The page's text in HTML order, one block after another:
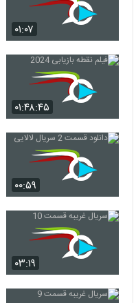
۰۱:۰۷
۰۱:۴۸:۴۵
۰۰:۵۹
۰۳:۱۹